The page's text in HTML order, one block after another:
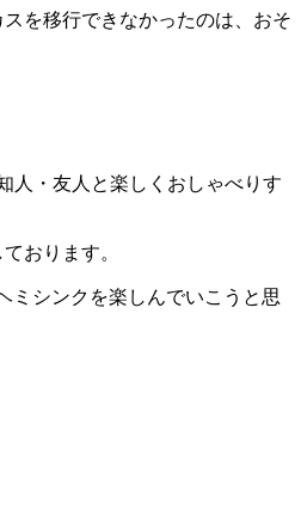
を移行できなかったのは、おそ
人・友人と楽しくおしゃべりす
おります。
ミシンクを楽しんでいこうと思